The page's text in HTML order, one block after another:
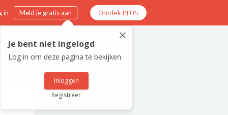
in Meld je gratis aan Ontdek PLUS
×
Je bent niet ingelogd
Log in om deze pagina te bekijken
Inloggen
Registreer